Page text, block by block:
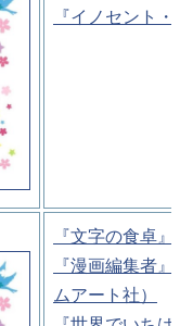
『イノセント
『文字の食卓
『漫画編集者
ムアート社）